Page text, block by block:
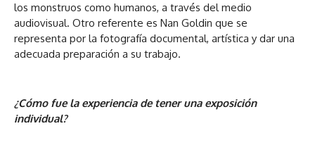
los monstruos como humanos, a través del medio
audiovisual. Otro referente es Nan Goldin que se
representa por la fotografía documental, artística y dar una
adecuada preparación a su trabajo.
¿Cómo fue la experiencia de tener una exposición
individual?